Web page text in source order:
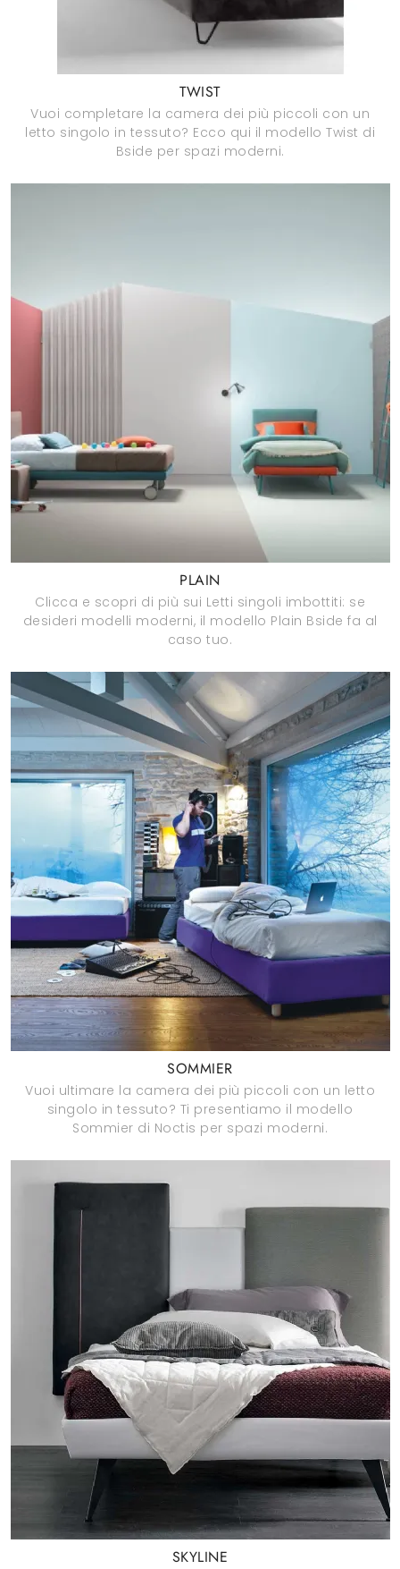
TWIST
Vuoi completare la camera dei più piccoli con un
letto singolo in tessuto? Ecco qui il modello Twist di
Bside per spazi moderni.
PLAIN
Clicca e scopri di più sui Letti singoli imbottiti: se
desideri modelli moderni, il modello Plain Bside fa al
caso tuo.
SOMMIER
Vuoi ultimare la camera dei più piccoli con un letto
singolo in tessuto? Ti presentiamo il modello
Sommier di Noctis per spazi moderni.
SKYLINE